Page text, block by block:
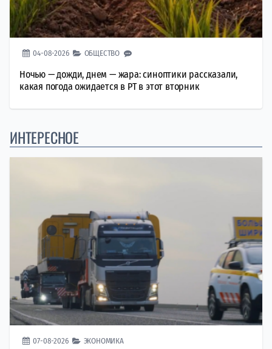
04-08-2026 ОБЩЕСТВО
Ночью — дожди, днем — жара: синоптики рассказали,
какая погода ожидается в РТ в этот вторник
ИНТЕРЕСНОЕ
07-08-2026 ЭКОНОМИКА